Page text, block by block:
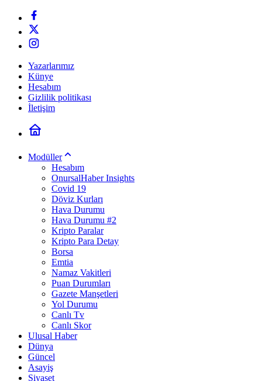
Yazarlarımız
Künye
Hesabım
Gizlilik politikası
İletişim
Modüller
Hesabım
OnursalHaber Insights
Covid 19
Döviz Kurları
Hava Durumu
Hava Durumu #2
Kripto Paralar
Kripto Para Detay
Borsa
Emtia
Namaz Vakitleri
Puan Durumları
Gazete Manşetleri
Yol Durumu
Canlı Tv
Canlı Skor
Ulusal Haber
Dünya
Güncel
Asayiş
Siyaset